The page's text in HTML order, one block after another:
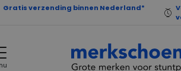
Gratis verzending binnen Nederland*